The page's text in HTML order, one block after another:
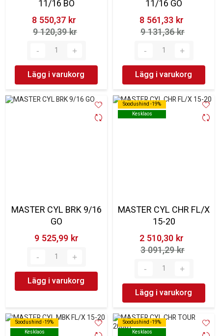
11/16 BO
8 550,37 kr‎
9 120,39 kr‎
Lägg i varukorg
11/16 GO
8 561,33 kr‎
9 131,36 kr‎
Lägg i varukorg
MASTER CYL BRK 9/16
GO
9 525,99 kr‎
Lägg i varukorg
Soodushind -19%
Kesklaos
Soodushind -19%
Kesklaos
MASTER CYL CHR FL/X
15-20
2 510,30 kr‎
3 091,29 kr‎
Lägg i varukorg
Soodushind -19%
Kesklaos
Soodushind -19%
Kesklaos
Soodushind -19%
Kesklaos
Soodushind -19%
Kesklaos